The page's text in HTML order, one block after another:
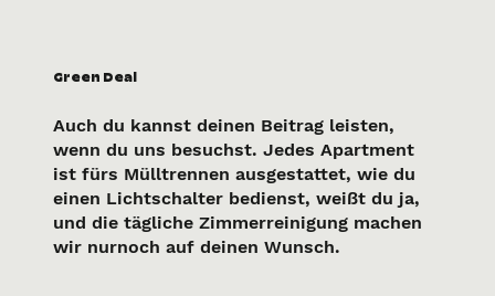
Auch du kannst deinen Beitrag leisten,
wenn du uns besuchst. Jedes Apartment
ist fürs Mülltrennen ausgestattet, wie du
einen Lichtschalter bedienst, weißt du ja,
und die tägliche Zimmerreinigung machen
wir nurnoch auf deinen Wunsch.
Green Deal